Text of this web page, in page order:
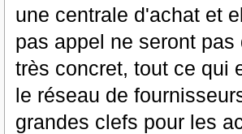
une centrale d'achat et
pas appel ne seront
très concret, tout ce qui
le réseau de
grandes clefs pour les